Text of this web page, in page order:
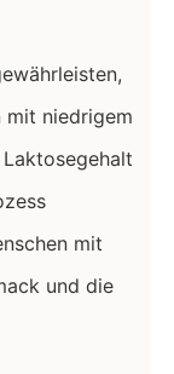
niedrigem
mit
und die